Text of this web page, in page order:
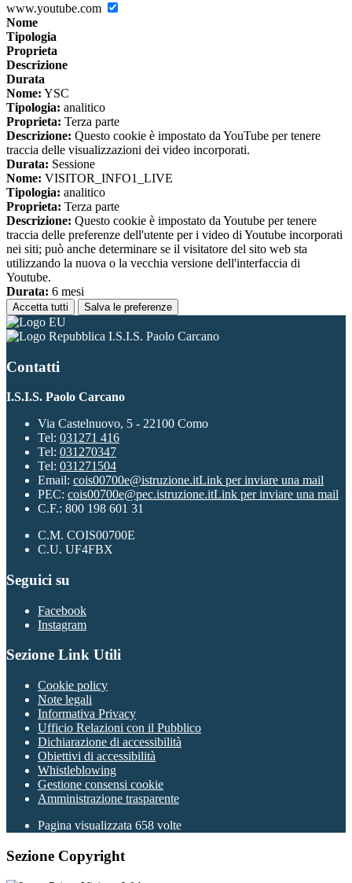
www.youtube.com
Nome
Tipologia
Proprieta
Descrizione
Durata
Nome: YSC
Tipologia: analitico
Proprieta: Terza parte
Descrizione: Questo cookie è impostato da YouTube per tenere
traccia delle visualizzazioni dei video incorporati.
Durata: Sessione
Nome: VISITOR_INFO1_LIVE
Tipologia: analitico
Proprieta: Terza parte
Descrizione: Questo cookie è impostato da Youtube per tenere
traccia delle preferenze dell'utente per i video di Youtube incorporati
nei siti; può anche determinare se il visitatore del sito web sta
utilizzando la nuova o la vecchia versione dell'interfaccia di
Youtube.
Durata: 6 mesi
Accetta tutti Salva le preferenze
I.S.I.S. Paolo Carcano
Contatti
I.S.I.S. Paolo Carcano
Via Castelnuovo, 5 - 22100 Como
Tel: 031271 416
Tel: 031270347
Tel: 031271504
Email: cois00700e@istruzione.itLink per inviare una mail
PEC: cois00700e@pec.istruzione.itLink per inviare una mail
C.F.: 800 198 601 31
C.M. COIS00700E
C.U. UF4FBX
Seguici su
Facebook
Instagram
Sezione Link Utili
Cookie policy
Note legali
Informativa Privacy
Ufficio Relazioni con il Pubblico
Dichiarazione di accessibilità
Obiettivi di accessibilità
Whistleblowing
Gestione consensi cookie
Amministrazione trasparente
Pagina visualizzata 658 volte
Sezione Copyright